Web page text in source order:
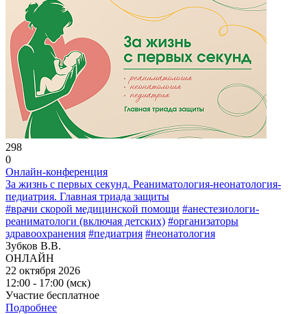
298
0
Онлайн-конференция
За жизнь с первых секунд. Реаниматология-неонатология-
педиатрия. Главная триада защиты
#врачи скорой медицинской помощи #анестезиологи-
реаниматологи (включая детских) #организаторы
здравоохранения #педиатрия #неонатология
Зубков В.В.
ОНЛАЙН
22 октября 2026
12:00 - 17:00 (мск)
Участие бесплатное
Подробнее